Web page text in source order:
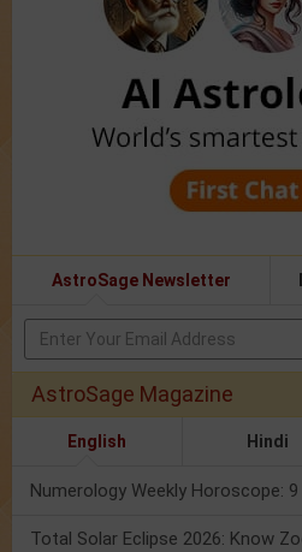
AstroSage Newsletter
AstroSage Magazine
English Hindi
Total Solar Eclipse 2026: Know